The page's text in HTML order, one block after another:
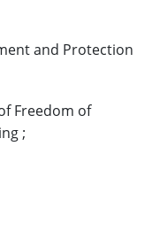
and Protection
Freedom of
;